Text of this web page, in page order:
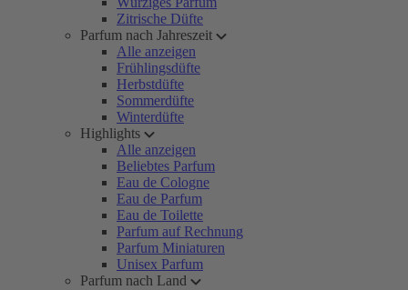
Zitrische Düfte
Parfum nach Jahreszeit
Alle anzeigen
Frühlingsdüfte
Herbstdüfte
Sommerdüfte
Winterdüfte
Highlights
Alle anzeigen
Beliebtes Parfum
Eau de Cologne
Eau de Parfum
Eau de Toilette
Parfum auf Rechnung
Parfum Miniaturen
Unisex Parfum
Parfum nach Land